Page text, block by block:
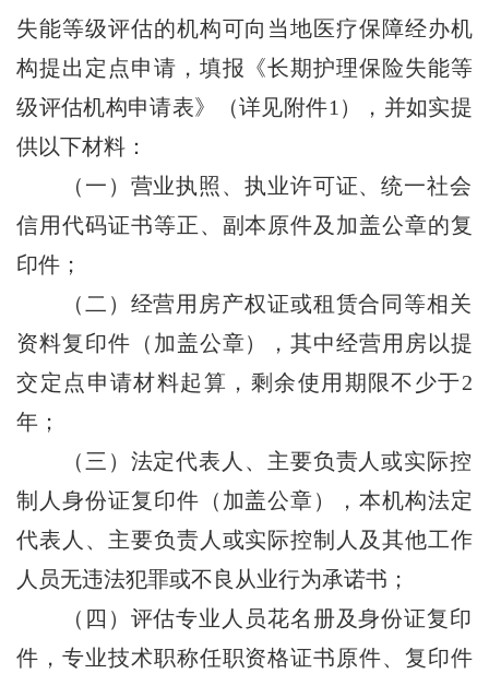
失能等级评估的机构可向当地医疗保障经办机
构提出定点申请，填报《长期护理保险失能等
级评估机构申请表》（详见附件1），并如实提
供以下材料：
（一）营业执照、执业许可证、统一社会
信用代码证书等正、副本原件及加盖公章的复
印件；
（二）经营用房产权证或租赁合同等相关
资料复印件（加盖公章），其中经营用房以提
交定点申请材料起算，剩余使用期限不少于2
年；
（三）法定代表人、主要负责人或实际控
制人身份证复印件（加盖公章），本机构法定
代表人、主要负责人或实际控制人及其他工作
人员无违法犯罪或不良从业行为承诺书；
（四）评估专业人员花名册及身份证复印
件，专业技术职称任职资格证书原件、复印件